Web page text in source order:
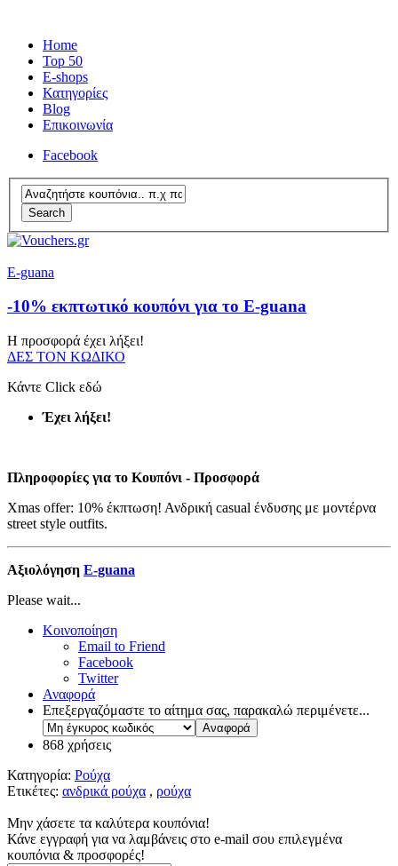
Home
Top 50
E-shops
Κατηγορίες
Blog
Επικοινωνία
Facebook
Search
E-guana
-10% εκπτωτικό κουπόνι για το E-guana
Η προσφορά έχει λήξει!
ΔΕΣ ΤΟΝ ΚΩΔΙΚΟ
Κάντε Click εδώ
Έχει λήξει!
Πληροφορίες για το Κουπόνι - Προσφορά
Xmas offer: 10% έκπτωση! Ανδρική casual ένδυσης με μοντέρνα
street style outfits.
Αξιολόγηση E-guana
Please wait...
Κοινοποίηση
Email to Friend
Facebook
Twitter
Αναφορά
Επεξεργαζόμαστε το αίτημα σας, παρακαλώ περιμένετε...
868 χρήσεις
Κατηγορία: Ρούχα
Ετικέτες: ανδρικά ρούχα , ρούχα
Μην χάσετε τα καλύτερα κουπόνια!
Κάνε εγγραφή για να λαμβάνεις στο e-mail σου επιλεγμένα
κουπόνια & προσφορές!